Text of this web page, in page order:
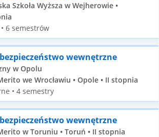
Szkoła Wyższa w Wejherowie •
6 semestrów
wewnętrzne
w Opolu
we Wrocławiu • Opole • II stopnia
• 4 semestry
wewnętrzne
w Toruniu • Toruń • II stopnia